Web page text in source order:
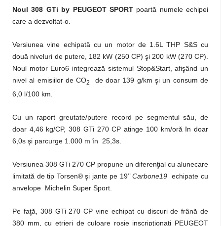
Noul 308 GTi by PEUGEOT SPORTpoartă numele echipei
care a dezvoltat-o.
Versiunea vine echipată cu un motor de 1.6L THP S&S cu
două niveluri de putere, 182 kW (250 CP) şi 200 kW (270 CP).
Noul motor Euro6 integrează sistemul Stop&Start, afişând un
nivel al emisiilor de CO2
de doar 139 g/km şi un consum de
6,0 l/100 km.
Cu un raport greutate/putere record pe segmentul său, de
doar 4,46 kg/CP, 308 GTi 270 CP atinge 100 km/oră în doar
6,0s şi parcurge 1.000 m în 25,3s.
Versiunea 308 GTi 270 CP propune un diferenţial cu alunecare
limitată de tip Torsen® şi jante pe 19’’Carbone19 echipate cu
anvelope Michelin Super Sport.
Pe faţă, 308 GTi 270 CP vine echipat cu discuri de frână de
380 mm, cu etrieri de culoare roşie inscripţionaţi PEUGEOT